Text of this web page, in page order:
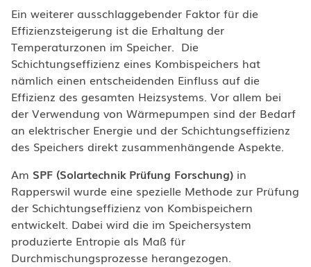
Ein weiterer ausschlaggebender Faktor für die
Effizienzsteigerung ist die Erhaltung der
Temperaturzonen im Speicher. Die
Schichtungseffizienz eines Kombispeichers hat
nämlich einen entscheidenden Einfluss auf die
Effizienz des gesamten Heizsystems. Vor allem bei
der Verwendung von Wärmepumpen sind der Bedarf
an elektrischer Energie und der Schichtungseffizienz
des Speichers direkt zusammenhängende Aspekte.
Am SPF (Solartechnik Prüfung Forschung) in
Rapperswil wurde eine spezielle Methode zur Prüfung
der Schichtungseffizienz von Kombispeichern
entwickelt. Dabei wird die im Speichersystem
produzierte Entropie als Maß für
Durchmischungsprozesse herangezogen.